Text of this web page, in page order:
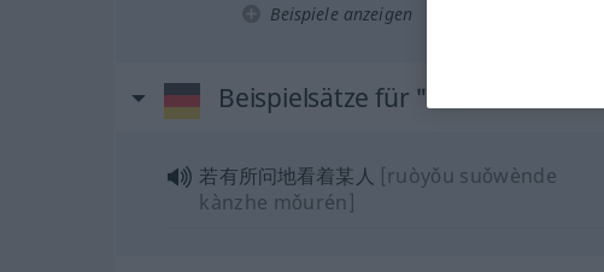
Beispiele anzeigen
Beispielsätze für "ansehen"
若有所问地看着某人 [ruòyǒu suǒwènde
kànzhe mǒurén]